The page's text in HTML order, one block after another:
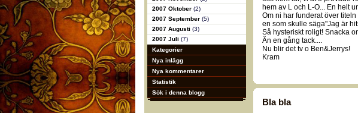
2007 Oktober (2)
2007 September (5)
2007 Augusti (3)
2007 Juli (7)
Kategorier
Nya inlägg
Nya kommentarer
Statistik
Sök i denna blogg
hem av L och L-O... En helt
Om ni har funderat över
en som skulle säga"Jag är
Så hysteriskt roligt! Snacka
Än en gång tack....
Nu blir det tv o Ben&Jerrys!
Kram
Bla bla